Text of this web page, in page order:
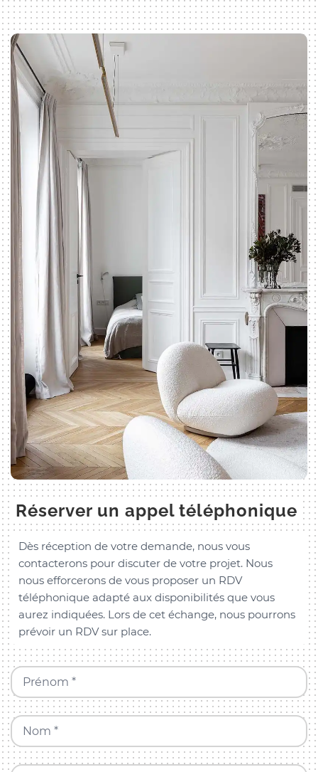
Réserver un appel téléphonique
Dès réception de votre demande, nous vous
contacterons pour discuter de votre projet. Nous
nous efforcerons de vous proposer un RDV
téléphonique adapté aux disponibilités que vous
aurez indiquées. Lors de cet échange, nous pourrons
prévoir un RDV sur place.
Prénom *
Nom *